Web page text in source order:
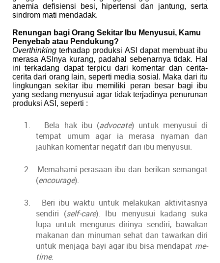
anemia defisiensi besi, hipertensi dan jantung, serta
sindrom mati mendadak.
Renungan bagi Orang Sekitar Ibu Menyusui, Kamu
Penyebab atau Pendukung?
Overthinking terhadap produksi ASI dapat membuat ibu
merasa ASInya kurang, padahal sebenarnya tidak. Hal
ini terkadang dapat terpicu dari komentar dan cerita-
cerita dari orang lain, seperti media sosial. Maka dari itu
lingkungan sekitar ibu memiliki peran besar bagi ibu
yang sedang menyusui agar tidak terjadinya penurunan
produksi ASI, seperti :
1. Bela hak ibu (advocate) untuk menyusui di
tempat umum agar ia merasa nyaman dan
jauhkan komentar negatif dari ibu menyusui.
2.
Memahami perasaan ibu dan berikan semangat
(encourage).
3.
Beri ibu waktu untuk melakukan aktivitasnya
sendiri (self-care). Ibu menyusui kadang suka
lupa untuk mengurus dirinya sendiri, bawakan
makanan dan minuman sehat dan tawarkan diri
untuk menjaga bayi agar ibu bisa mendapat me-
time.